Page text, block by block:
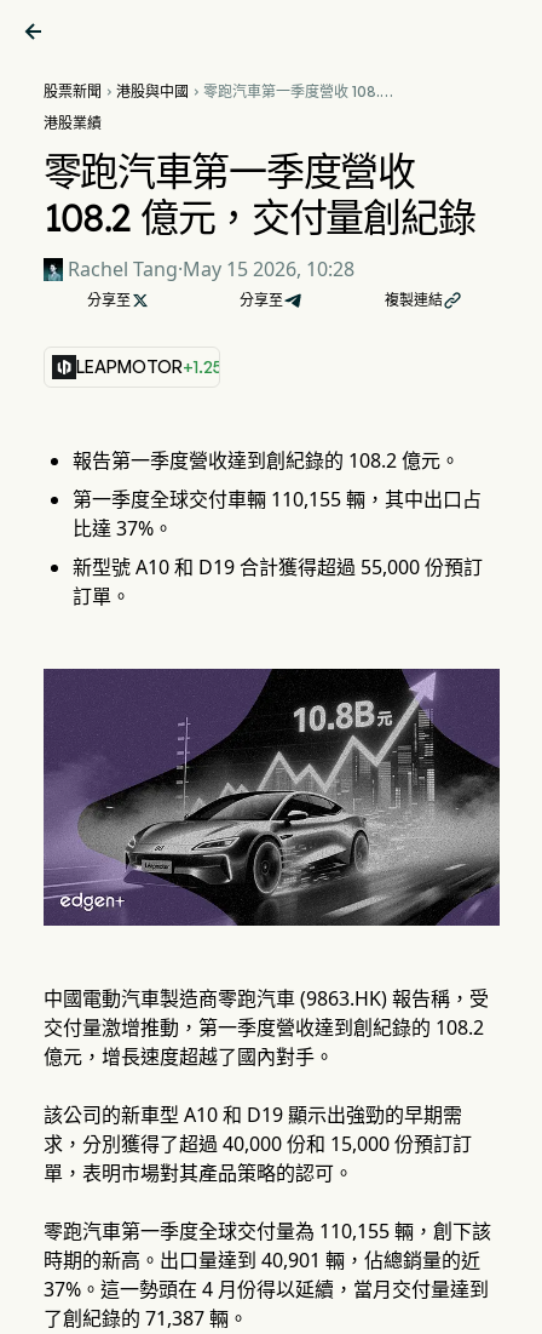

股票新聞  港股與中國  零跑汽車第一季度營收 108.2
港股業績
零跑汽車第一季度營收
108.2 億元，交付量創紀錄
Rachel Tang·May 15 2026, 10:28
分享至  分享至 複製連結
LEAPMOTOR+1.25%
報告第一季度營收達到創紀錄的 108.2 億元。
第一季度全球交付車輛 110,155 輛，其中出口占
比達 37%。
新型號 A10 和 D19 合計獲得超過 55,000 份預訂
訂單。
中國電動汽車製造商零跑汽車 (9863.HK) 報告稱，受
交付量激增推動，第一季度營收達到創紀錄的 108.2
億元，增長速度超越了國內對手。
該公司的新車型 A10 和 D19 顯示出強勁的早期需
求，分別獲得了超過 40,000 份和 15,000 份預訂訂
單，表明市場對其產品策略的認可。
零跑汽車第一季度全球交付量為 110,155 輛，創下該
時期的新高。出口量達到 40,901 輛，佔總銷量的近
37%。這一勢頭在 4 月份得以延續，當月交付量達到
了創紀錄的 71,387 輛。